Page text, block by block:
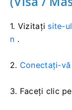
1. Vizitați site-
n .
2. Conectați-vă
3. Faceți clic